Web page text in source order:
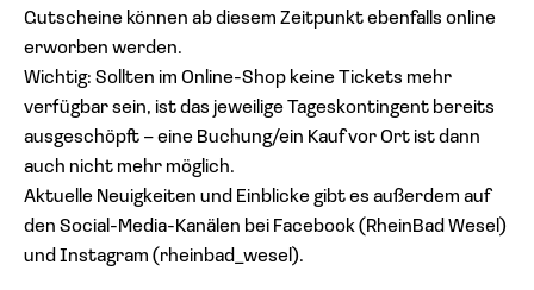
Gutscheine können ab diesem Zeitpunkt ebenfalls online
erworben werden.
Wichtig: Sollten im Online-Shop keine Tickets mehr
verfügbar sein, ist das jeweilige Tageskontingent bereits
ausgeschöpft – eine Buchung/ein Kauf vor Ort ist dann
auch nicht mehr möglich.
Aktuelle Neuigkeiten und Einblicke gibt es außerdem auf
den Social-Media-Kanälen bei Facebook ( RheinBad Wesel )
und Instagram (rheinbad_wesel).